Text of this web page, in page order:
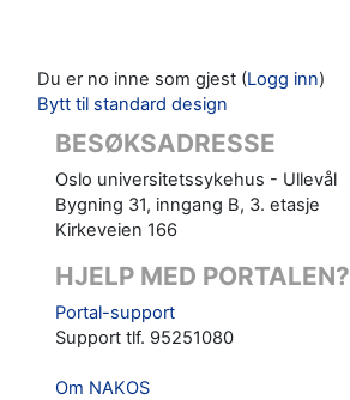
Du er no inne som gjest (Logg inn)
Bytt til standard design
BESØKSADRESSE
Oslo universitetssykehus - Ullevål
Bygning 31, inngang B, 3. etasje
Kirkeveien 166
HJELP MED PORTALEN?
Portal-support
Support tlf. 95251080
Om NAKOS